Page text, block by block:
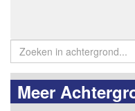
Meer